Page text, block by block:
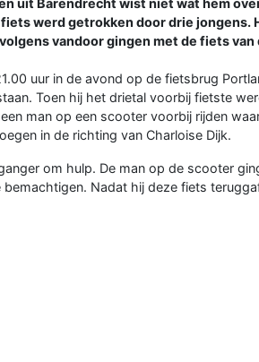
werd getrokken door drie jongens.
vandoor gingen met de fiets
uur in de avond op de fietsbrug
Toen hij het drietal voorbij fietste
man op een scooter voorbij rijden
in de richting van Charloise Dijk.
om hulp. De man op de scooter
Nadat hij deze fiets